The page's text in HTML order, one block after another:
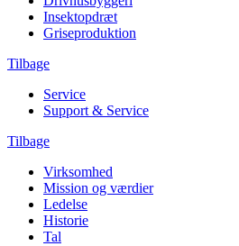
Insektopdræt
Griseproduktion
Tilbage
Service
Support & Service
Tilbage
Virksomhed
Mission og værdier
Ledelse
Historie
Tal